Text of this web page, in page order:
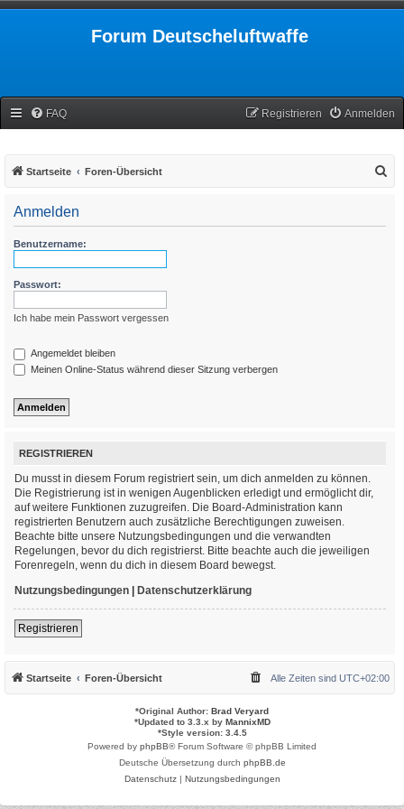
Forum Deutscheluftwaffe
FAQ Anmelden
Registrieren
Startseite Foren-Übersicht
Anmelden
Benutzername:
Passwort:
Ich habe mein Passwort vergessen
Angemeldet bleiben
Meinen Online-Status während dieser Sitzung verbergen
REGISTRIEREN
Du musst in diesem Forum registriert sein, um dich anmelden zu können.
Die Registrierung ist in wenigen Augenblicken erledigt und ermöglicht dir,
auf weitere Funktionen zuzugreifen. Die Board-Administration kann
registrierten Benutzern auch zusätzliche Berechtigungen zuweisen.
Beachte bitte unsere Nutzungsbedingungen und die verwandten
Regelungen, bevor du dich registrierst. Bitte beachte auch die jeweiligen
Forenregeln, wenn du dich in diesem Board bewegst.
Nutzungsbedingungen | Datenschutzerklärung
Registrieren
Startseite Foren-Übersicht Alle Zeiten sind UTC+02:00
*Original Author: Brad Veryard
*Updated to 3.3.x by MannixMD
*Style version: 3.4.5
Powered by phpBB® Forum Software © phpBB Limited
Deutsche Übersetzung durch phpBB.de
Datenschutz| Nutzungsbedingungen